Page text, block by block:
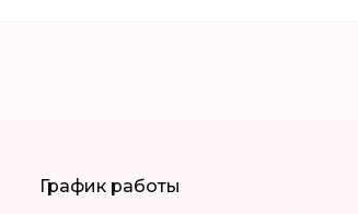
График работы